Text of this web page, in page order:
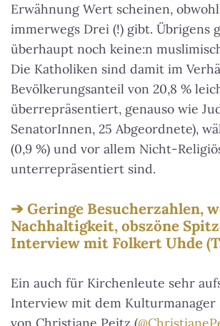
Erwähnung Wert scheinen,
immerwegs Drei (!) gibt. Übrigens
überhaupt noch keine:n
Die Katholiken sind damit im
Bevölkerungsanteil von 20,8 %
überrepräsentiert, genauso wie
SenatorInnen, 25 Abgeordnete),
(0,9 %) und vor allem Nicht-
unterrepräsentiert sind.
Geringe Besucherzahlen,
Nachhaltigkeit, obszöne
Interview mit Folkert Uhde
Ein auch für Kirchenleute sehr
Interview mit dem Kulturmanager